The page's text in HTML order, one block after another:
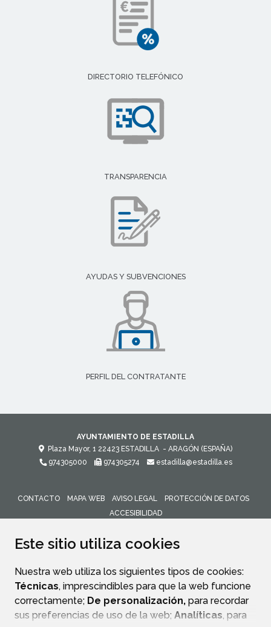
Este sitio utiliza cookies
Nuestra web utiliza los siguientes tipos de cookies:
Técnicas, imprescindibles para que la web funcione
correctamente; De personalización, para recordar
sus preferencias de uso de la web; Analíticas, para
DIRECTORIO TELEFÓNICO
TRANSPARENCIA
AYUDAS Y SUBVENCIONES
PERFIL DEL CONTRATANTE
AYUNTAMIENTO DE ESTADILLA
Plaza Mayor, 1 22423 ESTADILLA - ARAGÓN (ESPAÑA)
974305000
974305274 estadilla@estadilla.es
CONTACTO MAPA WEB AVISO LEGAL
PROTECCIÓN DE DATOS
ACCESIBILIDAD